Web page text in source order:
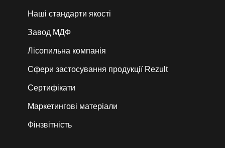
Наші стандарти якості
Завод МДФ
Лiсопильна компанія
Сфери застосування продукції Rezult
Сертифікати
Маркетингові матеріали
Фінзвітність